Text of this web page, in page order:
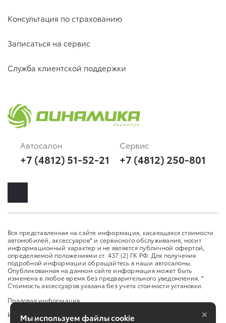
Консультация по страхованию
Записаться на сервис
Служба клиентской поддержки
Автосалон
+7 (4812) 51-52-21
Сервис
+7 (4812) 250-801
Вся представленная на сайте информация, касающаяся стоимости
автомобилей, аксессуаров* и сервисного обслуживания, носит
информационный характер и не является публичной офертой,
определяемой положениями ст. 437 (2) ГК РФ. Для получения
подробной информации обращайтесь в наши автосалоны.
Опубликованная на данном сайте информация может быть
изменена в любое время без предварительного уведомления. *
Стоимость аксессуаров указана без учета стоимости установки.
Правовая информация
Изменить настройку cookies
Мы используем файлы cookie ×